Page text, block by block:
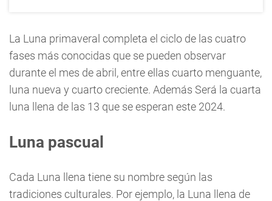
La Luna primaveral completa el ciclo de las cuatro
fases más conocidas que se pueden observar
durante el mes de abril, entre ellas cuarto menguante,
luna nueva y cuarto creciente. Además Será la cuarta
luna llena de las 13 que se esperan este 2024.
Luna pascual
Cada Luna llena tiene su nombre según las
tradiciones culturales. Por ejemplo, la Luna llena de